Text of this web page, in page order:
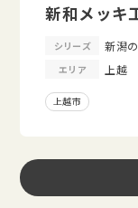
新和メッキ
シリーズ 新潟
エリア 上越
上越市